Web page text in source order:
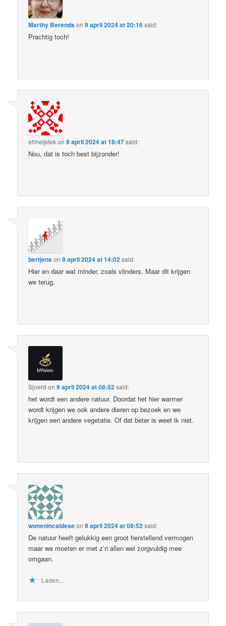
Marthy Berendson9 april 2024 at 20:16said:
Prachtig toch!
ehheijstekon9 april 2024 at 18:47said:
Nou, dat is toch best bijzonder!
bertjenson9 april 2024 at 14:02said:
Hier en daar wat minder, zoals vlinders. Maar dit krijgen
we terug.
Sjoerd on9 april 2024 at 08:52said:
het wordt een andere natuur. Doordat het hier warmer
wordt krijgen we ook andere dieren op bezoek en we
krijgen een andere vegetatie. Of dat beter is weet ik niet.
wonenincaldeseon9 april 2024 at 08:52said:
De natuur heeft gelukkig een groot herstellend vermogen
maar we moeten er met z’n allen wel zorgvuldig mee
omgaan.
Laden...